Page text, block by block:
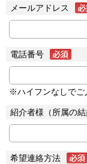
メールアドレス
電話番号
※ハイフンなしでご
紹介者様（所属の結
希望連絡方法